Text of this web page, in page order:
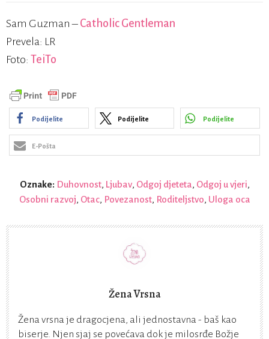
Sam Guzman – Catholic Gentleman
Prevela: LR
Foto: TeiTo
Podijelite Podijelite Podijelite
E-Pošta
Oznake: Duhovnost, Ljubav, Odgoj djeteta, Odgoj u vjeri,
Osobni razvoj, Otac, Povezanost, Roditeljstvo, Uloga oca
Žena Vrsna
Žena vrsna je dragocjena, ali jednostavna - baš kao
biserje. Njen sjaj se povećava dok je milosrđe Božje